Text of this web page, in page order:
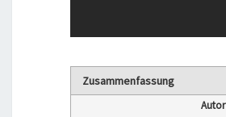
Zusammenfassung
Autor